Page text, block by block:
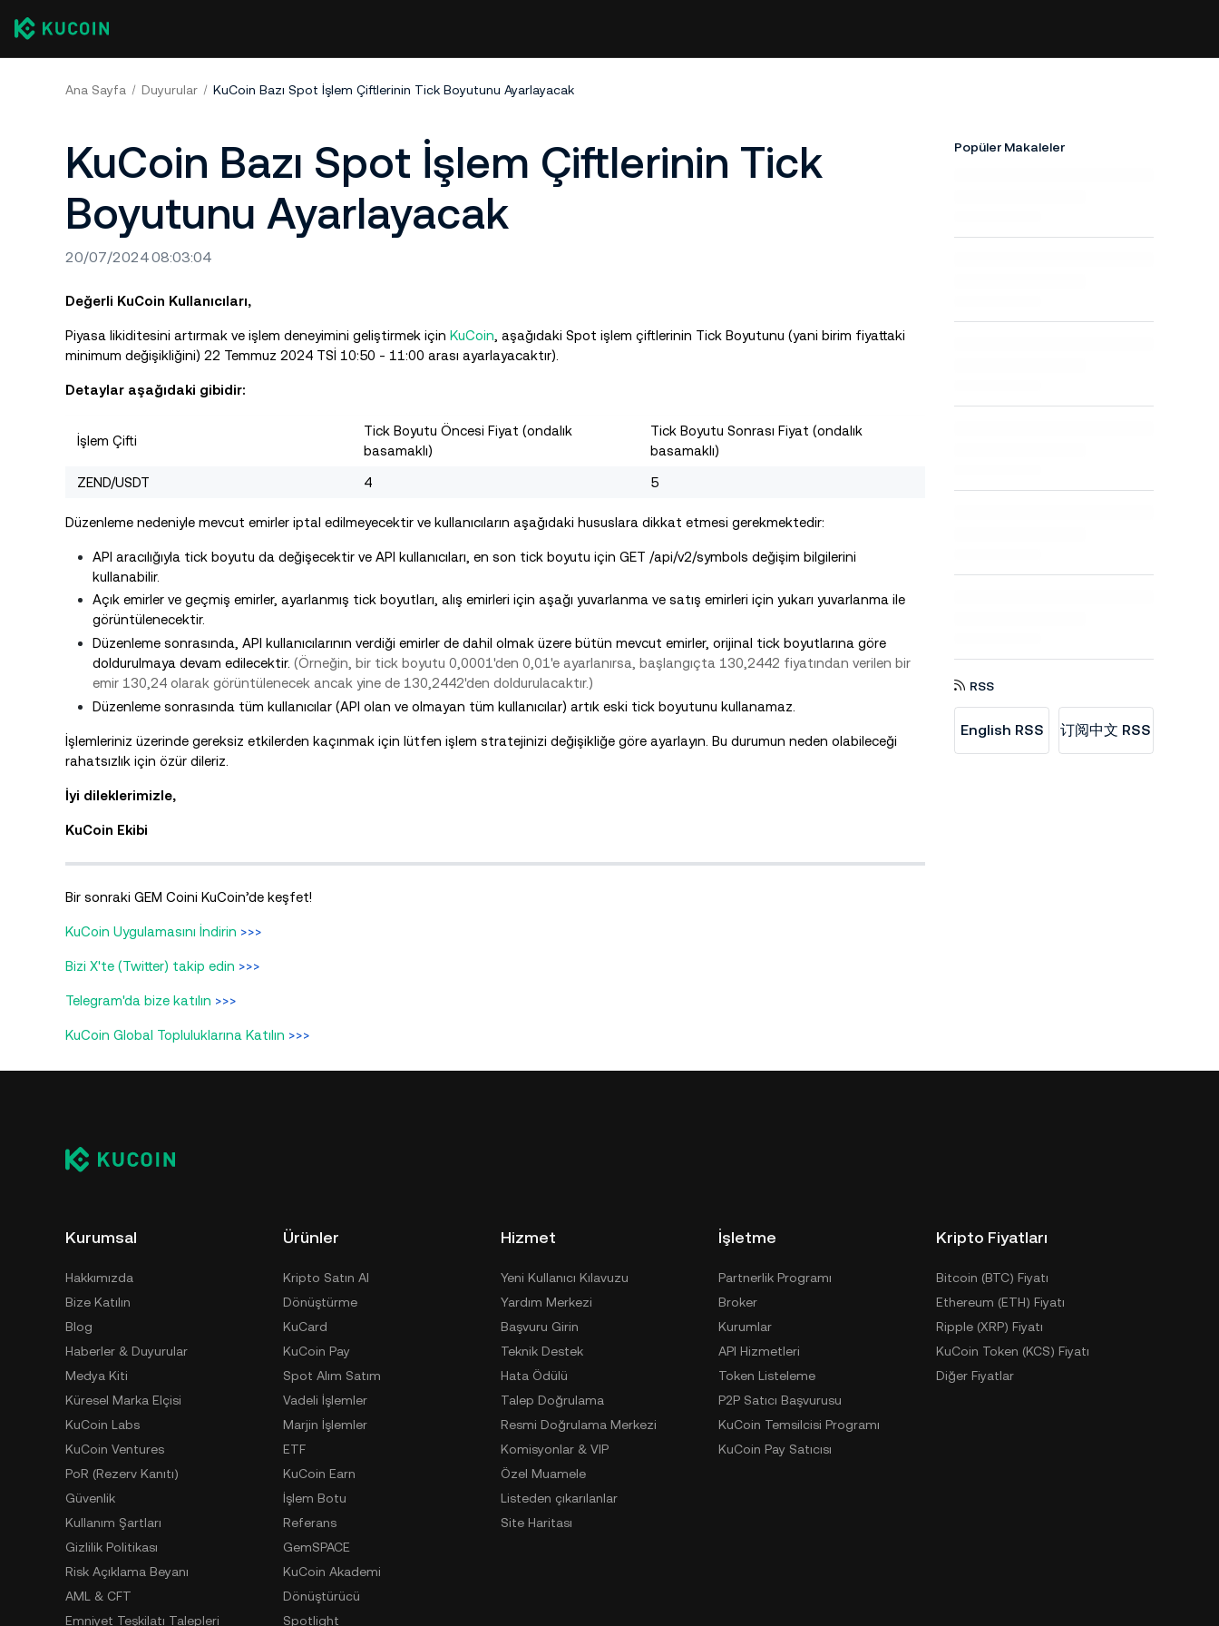
Ana Sayfa Duyurular KuCoin Bazı Spot İşlem Çiftlerinin Tick Boyutunu Ayarlayacak
KuCoin Bazı Spot İşlem Çiftlerinin Tick
Boyutunu Ayarlayacak
20/07/2024 08:03:04
Değerli KuCoin Kullanıcıları,
Piyasa likiditesini artırmak ve işlem deneyimini geliştirmek için KuCoin , aşağıdaki Spot işlem çiftlerinin Tick Boyutunu (yani birim fiyattaki
minimum değişikliğini) 22 Temmuz 2024 TSİ 10:50 - 11:00 arası ayarlayacaktır).
Detaylar aşağıdaki gibidir:
İşlem Çifti
Tick Boyutu Öncesi Fiyat (ondalık
basamaklı)
Tick Boyutu Sonrası Fiyat (ondalık
basamaklı)
ZEND/USDT 4 5
Düzenleme nedeniyle mevcut emirler iptal edilmeyecektir ve kullanıcıların aşağıdaki hususlara dikkat etmesi gerekmektedir:
API aracılığıyla tick boyutu da değişecektir ve API kullanıcıları, en son tick boyutu için GET /api/v2/symbols değişim bilgilerini
kullanabilir.
Açık emirler ve geçmiş emirler, ayarlanmış tick boyutları, alış emirleri için aşağı yuvarlanma ve satış emirleri için yukarı yuvarlanma ile
görüntülenecektir.
Düzenleme sonrasında, API kullanıcılarının verdiği emirler de dahil olmak üzere bütün mevcut emirler, orijinal tick boyutlarına göre
doldurulmaya devam edilecektir. (Örneğin, bir tick boyutu 0,0001'den 0,01'e ayarlanırsa, başlangıçta 130,2442 fiyatından verilen bir
emir 130,24 olarak görüntülenecek ancak yine de 130,2442'den doldurulacaktır.)
Düzenleme sonrasında tüm kullanıcılar (API olan ve olmayan tüm kullanıcılar) artık eski tick boyutunu kullanamaz.
İşlemleriniz üzerinde gereksiz etkilerden kaçınmak için lütfen işlem stratejinizi değişikliğe göre ayarlayın. Bu durumun neden olabileceği
rahatsızlık için özür dileriz.
İyi dileklerimizle,
KuCoin Ekibi
Bir sonraki GEM Coini KuCoin’de keşfet!
KuCoin Uygulamasını İndirin >>>
Bizi X'te (Twitter) takip edin >>>
Telegram'da bize katılın >>>
KuCoin Global Topluluklarına Katılın >>>
Popüler Makaleler
RSS
English RSS 订阅中文 RSS
Kurumsal
Hakkımızda
Bize Katılın
Blog
Haberler & Duyurular
Medya Kiti
Küresel Marka Elçisi
KuCoin Labs
KuCoin Ventures
PoR (Rezerv Kanıtı)
Güvenlik
Kullanım Şartları
Gizlilik Politikası
Risk Açıklama Beyanı
AML & CFT
Emniyet Teşkilatı Talepleri
Ürünler
Kripto Satın Al
Dönüştürme
KuCard
KuCoin Pay
Spot Alım Satım
Vadeli İşlemler
Marjin İşlemler
ETF
KuCoin Earn
İşlem Botu
Referans
GemSPACE
KuCoin Akademi
Dönüştürücü
Spotlight
Hizmet
Yeni Kullanıcı Kılavuzu
Yardım Merkezi
Başvuru Girin
Teknik Destek
Hata Ödülü
Talep Doğrulama
Resmi Doğrulama Merkezi
Komisyonlar & VIP
Özel Muamele
Listeden çıkarılanlar
Site Haritası
İşletme
Partnerlik Programı
Broker
Kurumlar
API Hizmetleri
Token Listeleme
P2P Satıcı Başvurusu
KuCoin Temsilcisi Programı
KuCoin Pay Satıcısı
Kripto Fiyatları
Bitcoin (BTC) Fiyatı
Ethereum (ETH) Fiyatı
Ripple (XRP) Fiyatı
KuCoin Token (KCS) Fiyatı
Diğer Fiyatlar